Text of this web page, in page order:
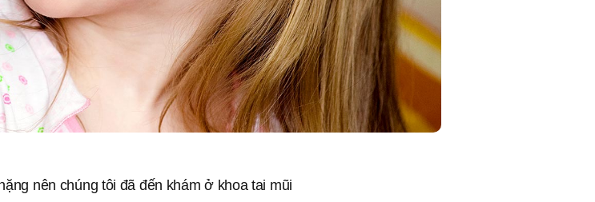
nên chúng tôi đã đến khám ở khoa tai mũi